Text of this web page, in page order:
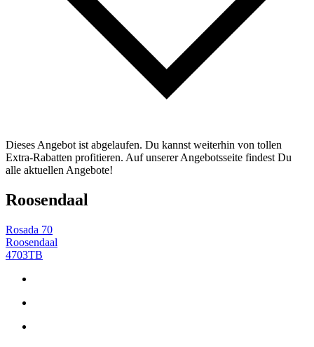
Dieses Angebot ist abgelaufen. Du kannst weiterhin von tollen
Extra-Rabatten profitieren. Auf unserer Angebotsseite findest Du
alle aktuellen Angebote!
Roosendaal
Rosada 70
Roosendaal
4703TB